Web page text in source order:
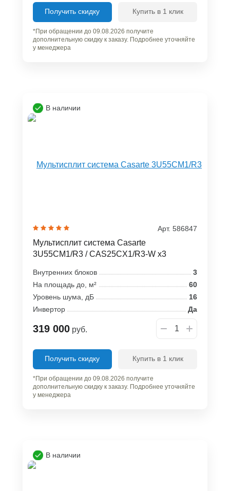
Получить скидку Купить в 1 клик
*При обращении до 09.08.2026 получите
дополнительную скидку к заказу. Подробнее уточняйте
у менеджера
В наличии
Арт. 586847
Мультисплит система Casarte
3U55CM1/R3 / CAS25CX1/R3-W x3
Внутренних блоков
3
На площадь до, м²
60
Уровень шума, дБ
16
Инвертор
Да
319 000 руб.
Получить скидку Купить в 1 клик
*При обращении до 09.08.2026 получите
дополнительную скидку к заказу. Подробнее уточняйте
у менеджера
В наличии